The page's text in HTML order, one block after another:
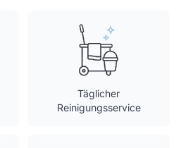
Täglicher
Reinigungsservice